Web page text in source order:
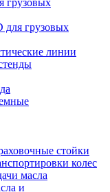
грузовых
для грузовых
линии
стойки
колес
масла
и